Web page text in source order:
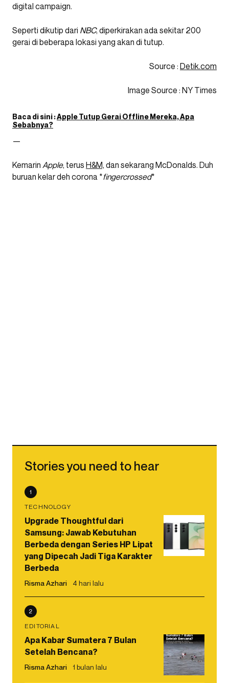
digital campaign.
Seperti dikutip dari NBC, diperkirakan ada sekitar 200
gerai di beberapa lokasi yang akan di tutup.
Source : Detik.com
Image Source : NY Times
Baca di sini :Apple Tutup Gerai Offline Mereka, Apa
Sebabnya?
—
Kemarin Apple, terus H&M, dan sekarang McDonalds. Duh
buruan kelar deh corona *fingercrossed*
Stories you need to hear
1
TECHNOLOGY
Upgrade Thoughtful dari
Samsung: Jawab Kebutuhan
Berbeda dengan Series HP Lipat
yang Dipecah Jadi Tiga Karakter
Berbeda
Risma Azhari 4 hari lalu
2
EDITORIAL
Apa Kabar Sumatera 7 Bulan
Setelah Bencana?
Risma Azhari 1 bulan lalu